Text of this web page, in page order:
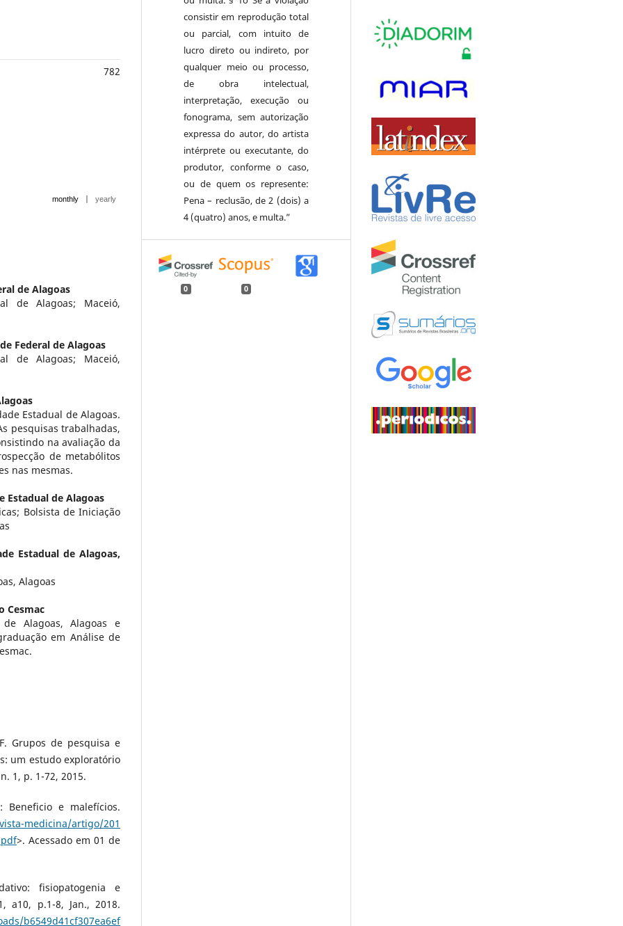
782
monthly | yearly
de Alagoas
de Alagoas; Maceió,
Federal de Alagoas
de Alagoas; Maceió,
Estadual de Alagoas.
pesquisas trabalhadas,
na avaliação da
de metabólitos
nas mesmas.
Estadual de Alagoas
Bolsista de Iniciação
Estadual de Alagoas,
Alagoas
Cesmac
Alagoas, Alagoas e
em Análise de
F. Grupos de pesquisa e
um estudo exploratório
1, p. 1-72, 2015.
Beneficio e malefícios.
medicina/artigo/201
>. Acessado em 01 de
fisiopatogenia e
a10, p.1-8, Jan., 2018.
b6549d41cf307ea6ef
consistir em reprodução total
ou parcial, com intuito de
lucro direto ou indireto, por
qualquer meio ou processo,
de obra intelectual,
interpretação, execução ou
fonograma, sem autorização
expressa do autor, do artista
intérprete ou executante, do
produtor, conforme o caso,
ou de quem os represente:
Pena – reclusão, de 2 (dois) a
4 (quatro) anos, e multa.”
0 0